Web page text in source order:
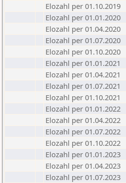
Elozahl per 01.10.2019
Elozahl per 01.01.2020
Elozahl per 01.04.2020
Elozahl per 01.07.2020
Elozahl per 01.10.2020
Elozahl per 01.01.2021
Elozahl per 01.04.2021
Elozahl per 01.07.2021
Elozahl per 01.10.2021
Elozahl per 01.01.2022
Elozahl per 01.04.2022
Elozahl per 01.07.2022
Elozahl per 01.10.2022
Elozahl per 01.01.2023
Elozahl per 01.04.2023
Elozahl per 01.07.2023